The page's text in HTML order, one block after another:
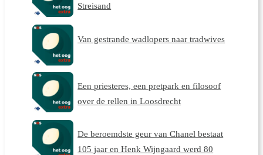
Streisand
Van gestrande wadlopers naar tradwives
Een priesteres, een pretpark en filosoof
over de rellen in Loosdrecht
De beroemdste geur van Chanel bestaat
105 jaar en Henk Wijngaard werd 80